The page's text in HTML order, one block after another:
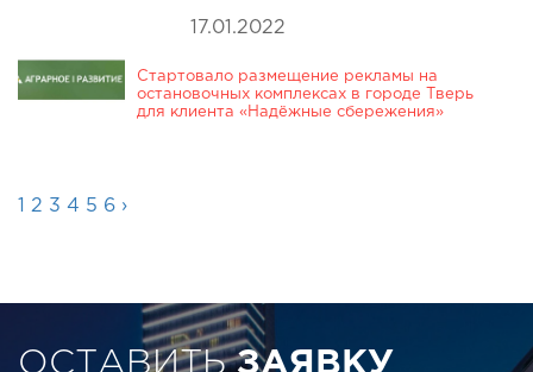
17.01.2022
Стартовало размещение рекламы на
остановочных комплексах в городе Тверь
для клиента «Надёжные сбережения»
1 2 3 4 5 6 ›
ОСТАВИТЬЗАЯВКУ